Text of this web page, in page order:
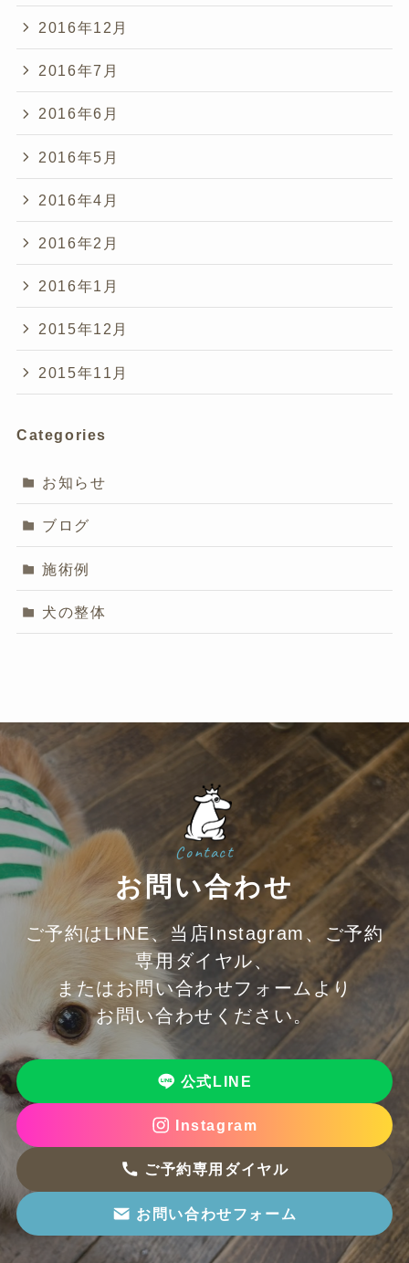
2016年12月
2016年7月
2016年6月
2016年5月
2016年4月
2016年2月
2016年1月
2015年12月
2015年11月
Categories
お知らせ
ブログ
施術例
犬の整体
Contact
お問い合わせ
ご予約はLINE、当店Instagram、ご予約
専用ダイヤル、
またはお問い合わせフォームより
お問い合わせください。
公式LINE
Instagram
ご予約専用ダイヤル
お問い合わせフォーム